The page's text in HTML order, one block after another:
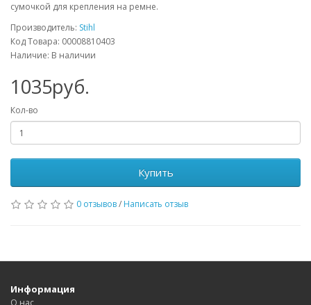
сумочкой для крепления на ремне.
Производитель: Stihl
Код Товара: 00008810403
Наличие: В наличии
1035руб.
Кол-во
Купить
0 отзывов/ Написать отзыв
Информация
О нас